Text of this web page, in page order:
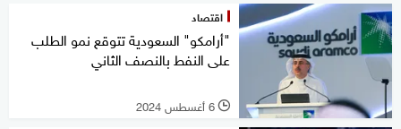
اقتصاد
"أرامكو" السعودية تتوقع نمو الطلب
على النفط بالنصف الثاني
l 6 أغسطس 2024